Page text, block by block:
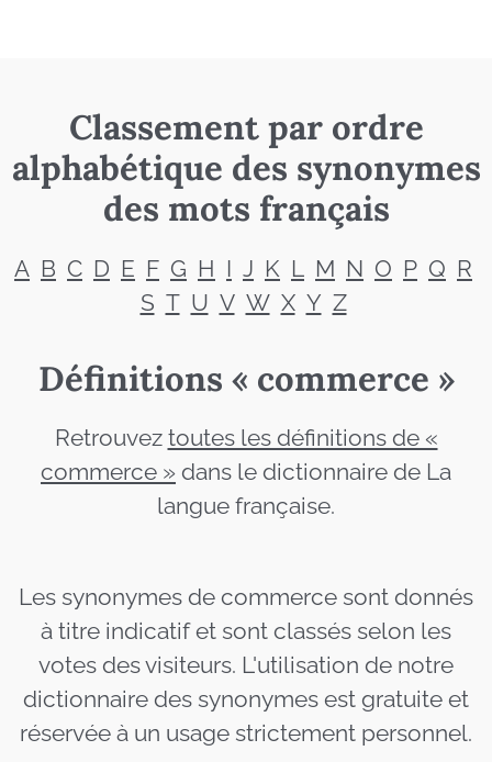
Classement par ordre
alphabétique des synonymes
des mots français
A B C D E F G H I J K L M N O P Q R
S T U V W X Y Z
Définitions « commerce »
Retrouvez toutes les définitions de «
commerce » dans le dictionnaire de La
langue française.
Les synonymes de commerce sont donnés
à titre indicatif et sont classés selon les
votes des visiteurs. L'utilisation de notre
dictionnaire des synonymes est gratuite et
réservée à un usage strictement personnel.